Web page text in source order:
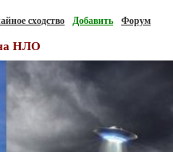
сходство Добавить Форум
НЛО